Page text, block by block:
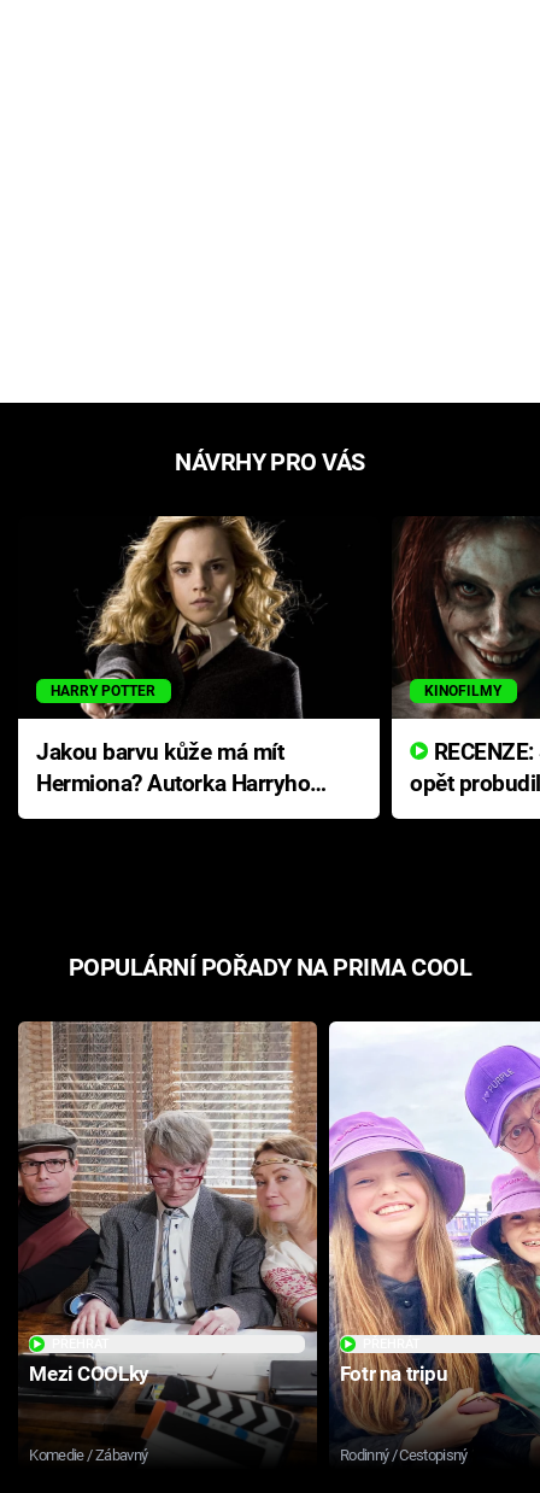
NÁVRHY PRO VÁS
HARRY POTTER
Jakou barvu kůže má mít
Hermiona? Autorka Harryho
Pottera přišla s ráznou
KINOFILMY
opět
přichází s
POPULÁRNÍ POŘADY NA PRIMA COOL
Mezi COOLky
Komedie / Zábavný
Fotr na tripu
Rodinný / Cestopisný